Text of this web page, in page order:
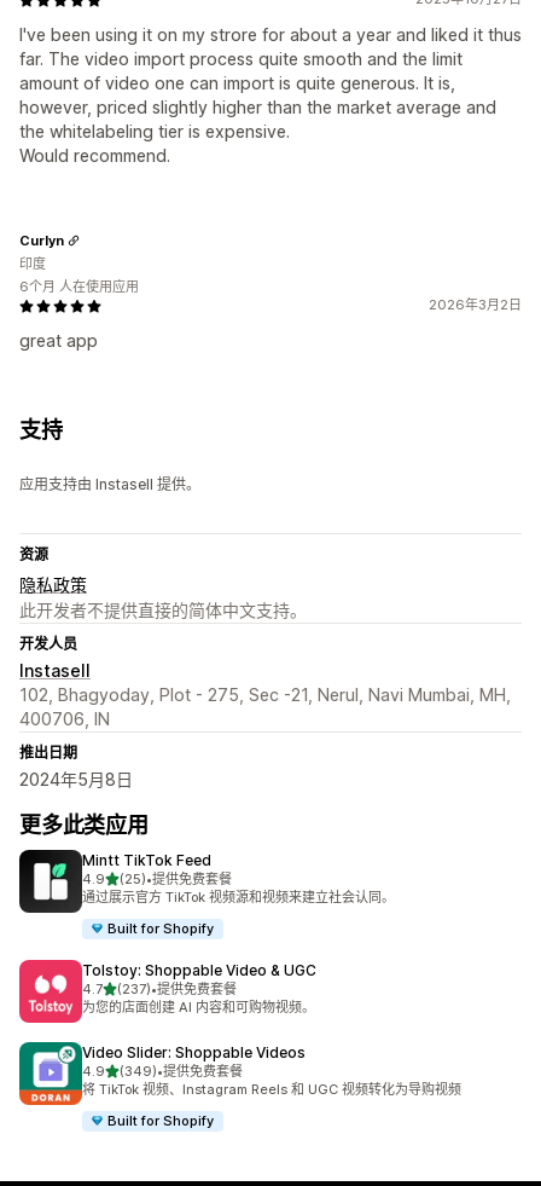
I've been using it on my strore for about a year and liked it thus
far. The video import process quite smooth and the limit
amount of video one can import is quite generous. It is,
however, priced slightly higher than the market average and
the whitelabeling tier is expensive.
Would recommend.
2026年3月2日
great app
Curlyn
印度
6个月 人在使用应用
支持
应用支持由 Instasell 提供。
资源
隐私政策
此开发者不提供直接的简体中文支持。
开发人员
Instasell
102, Bhagyoday, Plot - 275, Sec -21, Nerul, Navi Mumbai, MH,
400706, IN
推出日期
2024年5月8日
更多此类应用
Mintt TikTok Feed
4.9星（满分 5 星）
(25)
总共 25 条评论
•提供免费套餐
通过展示官方 TikTok 视频源和视频来建立社会认同。
Built for Shopify
Tolstoy: Shoppable Video & UGC
4.7星（满分 5 星）
(237)
总共 237 条评论
•提供免费套餐
为您的店面创建 AI 内容和可购物视频。
Video Slider: Shoppable Videos
4.9星（满分 5 星）
(349)
总共 349 条评论
•提供免费套餐
将 TikTok 视频、Instagram Reels 和 UGC 视频转化为导购视频
Built for Shopify